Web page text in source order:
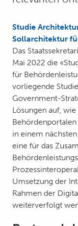
Studie
Sollarchitektur
Das
Mai 2022 die
für
vorliegende
Government-
Lösungen auf,
in einem
eine für das
Umsetzung der
Rahmen der
weiterverfolgt